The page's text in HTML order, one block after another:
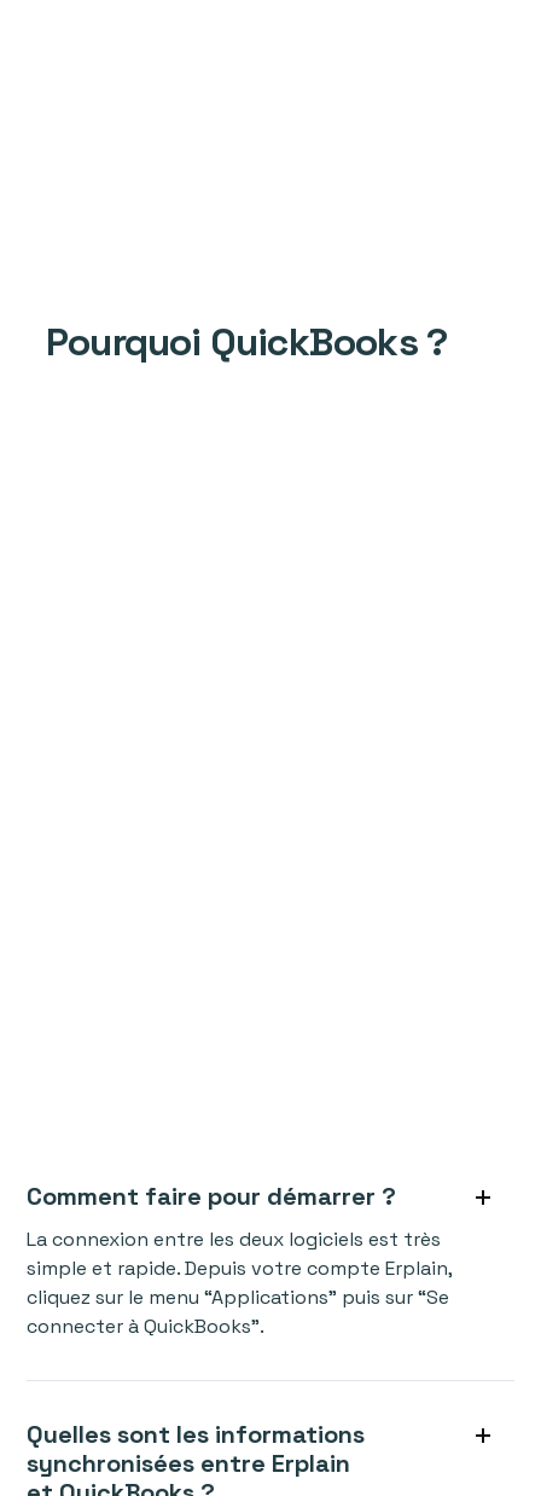
Pourquoi QuickBooks ?
Comment faire pour démarrer ?
La connexion entre les deux logiciels est très
simple et rapide. Depuis votre compte Erplain,
cliquez sur le menu “Applications" puis sur “Se
connecter à QuickBooks".
Quelles sont les informations
synchronisées entre Erplain